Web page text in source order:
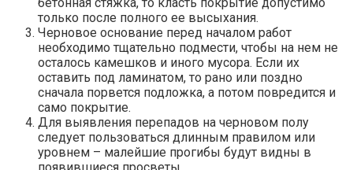
только после полного ее высыхания.
Черновое основание перед началом работ
необходимо тщательно подмести, чтобы на нем не
осталось камешков и иного мусора. Если их
оставить под ламинатом, то рано или поздно
сначала порвется подложка, а потом повредится и
само покрытие.
Для выявления перепадов на черновом полу
следует пользоваться длинным правилом или
уровнем – малейшие прогибы будут видны в